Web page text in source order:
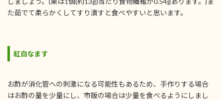
た茹でて柔らかくしてすり潰すと食べやすいと思います。
紅白なます
お酢が消化管への刺激になる可能性もあるため、手作りする場合
はお酢の量を少量にし、市販の場合は少量を食べるようにしまし